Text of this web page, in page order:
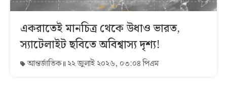
একরাতেই মানচিত্র থেকে উধাও ভারত,
স্যাটেলাইট ছবিতে অবিশ্বাস্য দৃশ্য!
আন্তর্জাতিক ২২ জুলাই ২০২৬, ০৩:০৪ পিএম